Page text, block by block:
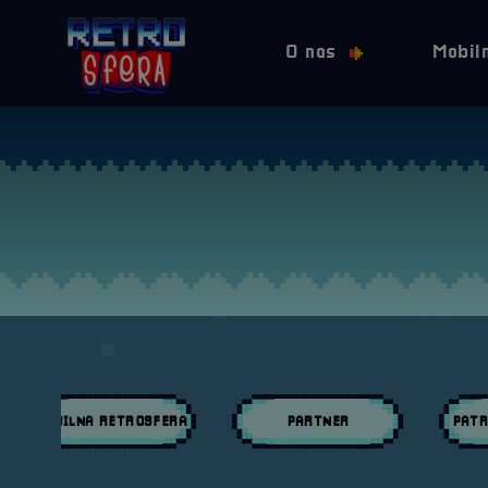
O nas
MOBILNA RETROSFERA PARTNER